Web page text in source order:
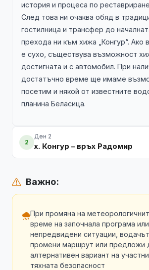
история и процеса по
След това ни очаква обяд в
гостилница и трансфер до
прехода ни към хижа „Конгур“. Ако
е сухо, съществува възможност
достигната и с автомобил. При
достатъчно време ще имаме
посетим и някой от известните
планина Беласица.
2
Ден 2
х. Конгур – връх Радомир
Важно:
При промяна на
време на започнала програма
непредвидени ситуации,
промени маршрут или предложи
алтернативен вариант на
тяхната безопасност